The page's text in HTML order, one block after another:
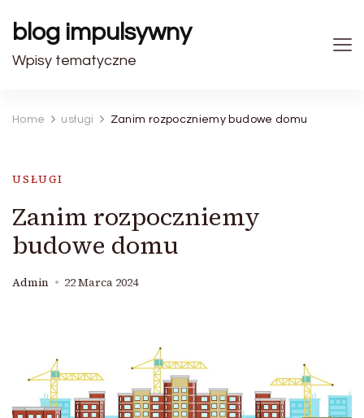
blog impulsywny
Wpisy tematyczne
Home usługi Zanim rozpoczniemy budowe domu
USŁUGI
Zanim rozpoczniemy
budowe domu
Admin 22 Marca 2024